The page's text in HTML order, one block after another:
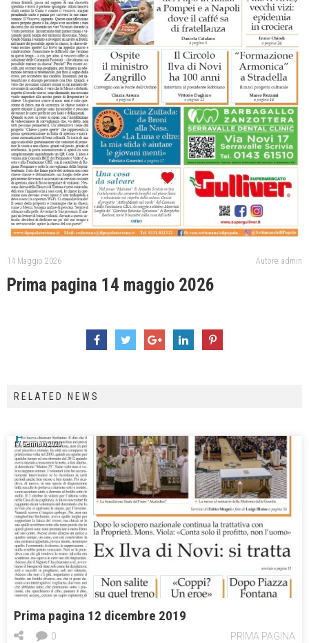
14 Maggio 2026 Autore: admin
Prima pagina 14 maggio 2026
RELATED NEWS
17 Gennaio 2020
Prima pagina 12 dicembre 2019
PRIMA PAGINA
0